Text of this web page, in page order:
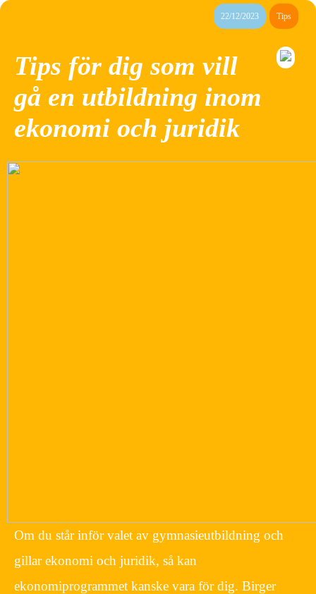
22/12/2023 Tips
Tips för dig som vill
gå en utbildning inom
ekonomi och juridik
Om du står inför valet av gymnasieutbildning och
gillar ekonomi och juridik, så kan
ekonomiprogrammet kanske vara för dig. Birger